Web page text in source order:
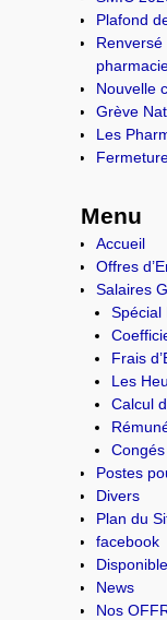
Plafond
Nouvelle
Grève
Les
Menu
Accueil
Offres
Salaires
Spécial
Frais
Les
Calcul
Postes
Divers
Plan du
facebook
News
Nos